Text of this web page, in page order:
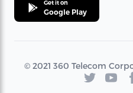
Get it on
Google Play
© 2021 360 Telecom